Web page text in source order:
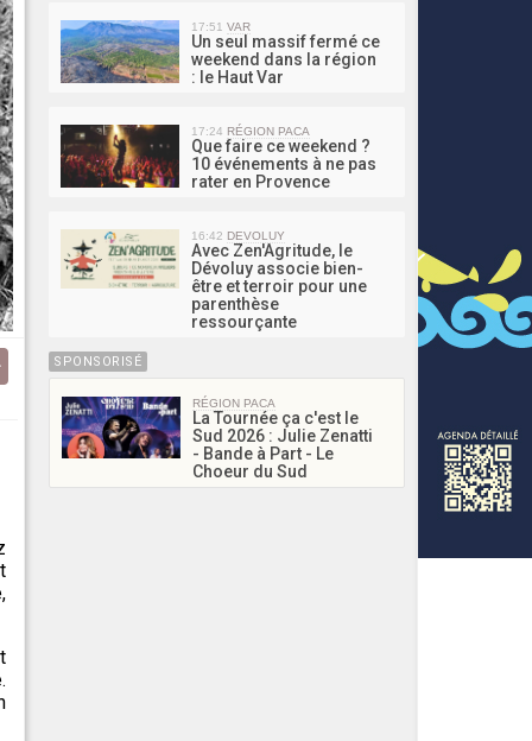
17:51 VAR
Un seul massif fermé ce
weekend dans la région
: le Haut Var
17:24 RÉGION PACA
Que faire ce weekend ?
10 événements à ne pas
rater en Provence
16:42 DEVOLUY
Avec Zen'Agritude, le
Dévoluy associe bien-
être et terroir pour une
parenthèse
ressourçante
SPONSORISÉ
RÉGION PACA
La Tournée ça c'est le
Sud 2026 : Julie Zenatti
- Bande à Part - Le
Choeur du Sud